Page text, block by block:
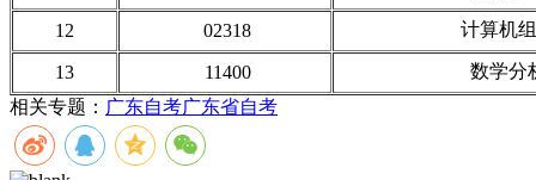
12 02318 计算机
13 11400
数学分
相关专题： 广东自考广东省自考